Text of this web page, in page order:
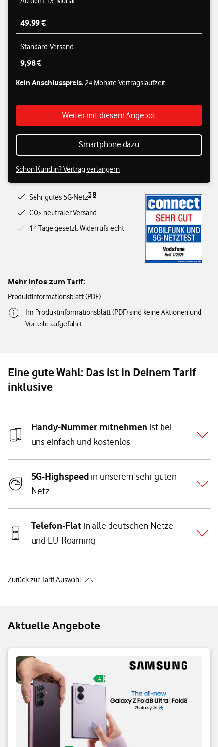
49,99 €
Standard-Versand
9,98 €
Kein Anschlusspreis. 24 Monate Vertragslaufzeit.
Weiter mit diesem Angebot
Smartphone dazu
Schon Kund:in? Vertrag verlängern
Sehr gutes 5G-Netz38
CO2-neutraler Versand
14 Tage gesetzl. Widerrufsrecht
Mehr Infos zum Tarif:
Produktinformationsblatt (PDF)
Im Produktinformationsblatt (PDF) sind keine Aktionen und
Vorteile aufgeführt.
Eine gute Wahl: Das ist in Deinem Tarif
inklusive
Handy-Nummer mitnehmen ist bei
uns einfach und kostenlos
5G-Highspeed in unserem sehr guten
Netz
Telefon-Flat in alle deutschen Netze
und EU-Roaming
Zurück zur Tarif-Auswahl
Aktuelle Angebote